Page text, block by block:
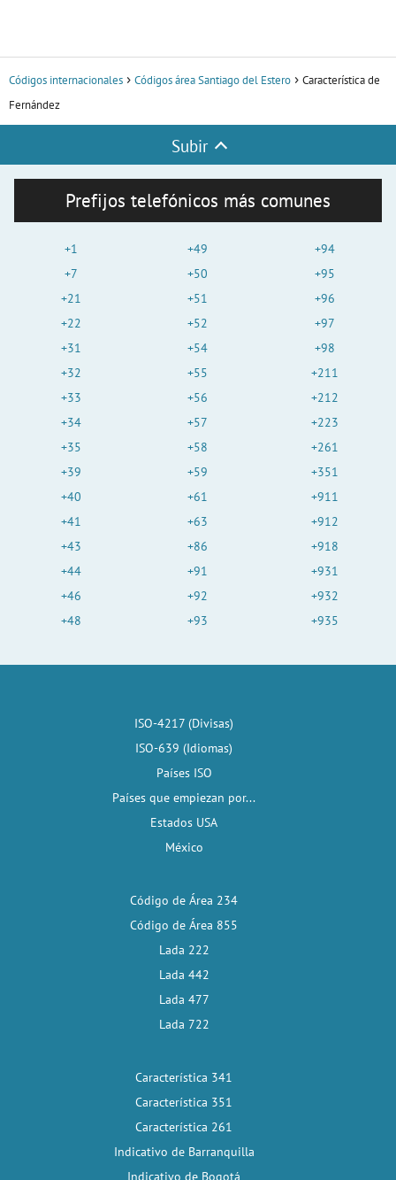
Códigos internacionales Códigos área Santiago del Estero
Característica de
Fernández
Subir
Prefijos telefónicos más comunes
+1
+7
+21
+22
+31
+32
+33
+34
+35
+39
+40
+41
+43
+44
+46
+48
+49
+50
+51
+52
+54
+55
+56
+57
+58
+59
+61
+63
+86
+91
+92
+93
+94
+95
+96
+97
+98
+211
+212
+223
+261
+351
+911
+912
+918
+931
+932
+935
ISO-4217 (Divisas)
ISO-639 (Idiomas)
Países ISO
Países que empiezan por...
Estados USA
México
Código de Área 234
Código de Área 855
Lada 222
Lada 442
Lada 477
Lada 722
Característica 341
Característica 351
Característica 261
Indicativo de Barranquilla
Indicativo de Bogotá